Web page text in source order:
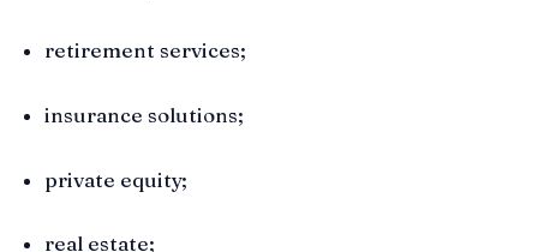
retirement services;
insurance solutions;
private equity;
real estate;